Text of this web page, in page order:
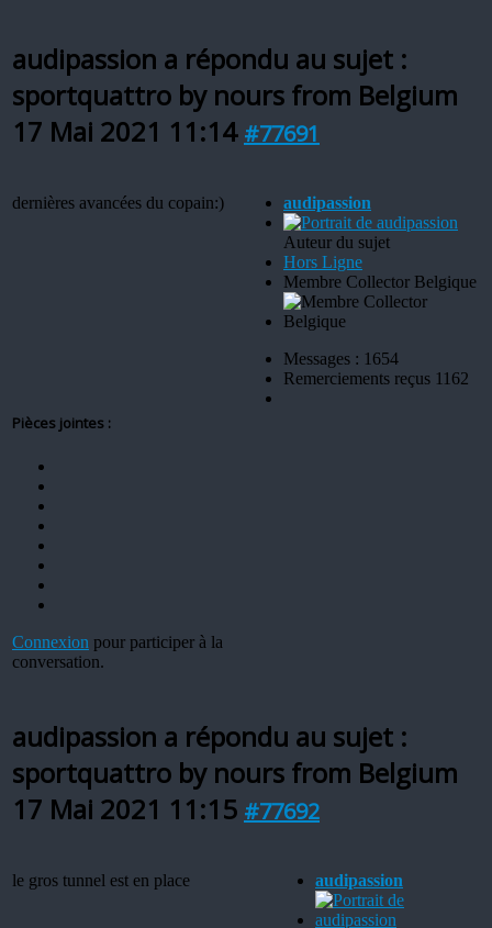
audipassion a répondu au sujet :
sportquattro by nours from Belgium
17 Mai 2021 11:14 #77691
dernières avancées du copain:)
Pièces jointes :
Connexion pour participer à la
conversation.
audipassion
Auteur du sujet
Hors Ligne
Membre Collector Belgique
Messages : 1654
Remerciements reçus 1162
audipassion a répondu au sujet :
sportquattro by nours from Belgium
17 Mai 2021 11:15 #77692
le gros tunnel est en place audipassion